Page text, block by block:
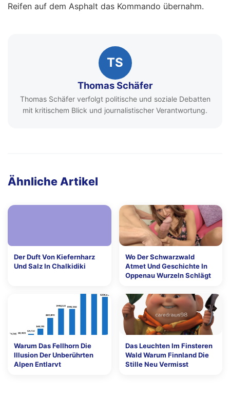
Reifen auf dem Asphalt das Kommando übernahm.
TS
Thomas Schäfer
Thomas Schäfer verfolgt politische und soziale Debatten
mit kritischem Blick und journalistischer Verantwortung.
Ähnliche Artikel
Der Duft Von Kiefernharz
Und Salz In Chalkidiki
Wo Der Schwarzwald
Atmet Und Geschichte In
Oppenau Wurzeln Schlägt
Warum Das Fellhorn Die
Illusion Der Unberührten
Alpen Entlarvt
Das Leuchten Im Finsteren
Wald Warum Finnland Die
Stille Neu Vermisst